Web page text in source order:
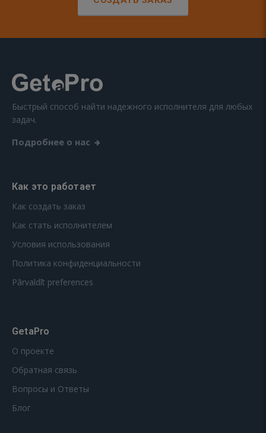
Быстрый способ найти надежного исполнителя для любых
задач.
Подробнее о нас
Как это работает
Как создать заказ
Как стать исполнителем
Условия использования
Политика конфиденциальности
Pārvaldīt preferences
GetaPro
О проекте
Обратная связь
Вопросы и Ответы
Блог